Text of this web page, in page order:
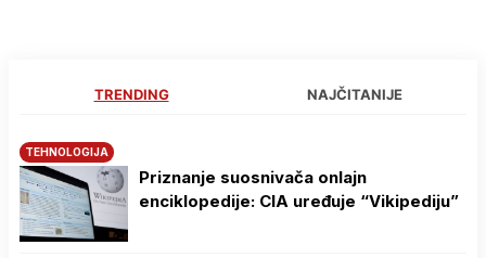
TRENDING NAJČITANIJE
TEHNOLOGIJA
Priznanje suosnivača onlajn
enciklopedije: CIA uređuje “Vikipediju”